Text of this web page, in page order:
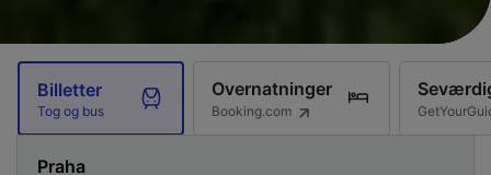
Billetter
Tog og bus
Overnatninger
Booking.com